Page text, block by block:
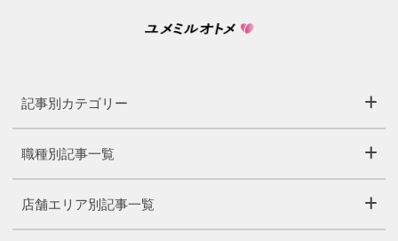
記事別カテゴリー
職種別記事一覧
店舗エリア別記事一覧